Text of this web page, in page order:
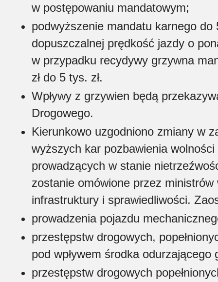
w postępowaniu mandatowym;
podwyższenie mandatu karnego do
dopuszczalnej prędkość jazdy o
w przypadku recydywy grzywna
zł do 5 tys. zł.
Wpływy z grzywien będą
Drogowego.
Kierunkowo uzgodniono zmiany w
wyższych kar pozbawienia
prowadzących w stanie
zostanie omówione przez ministrów
infrastruktury i sprawiedliwości.
prowadzenia pojazdu
przestępstw drogowych,
pod wpływem środka odurzającego
przestępstw drogowych